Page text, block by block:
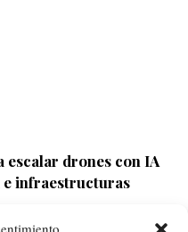
escalar drones con IA
e infraestructuras